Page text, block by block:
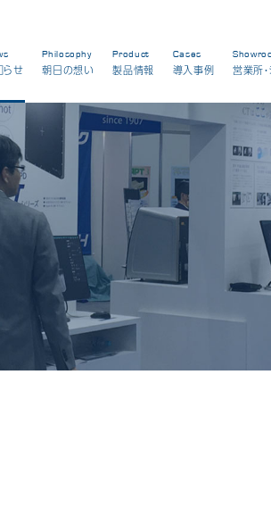
らせ
Philosophy
朝日の想い
Product
製品情報
Cases
導入事例
営業所